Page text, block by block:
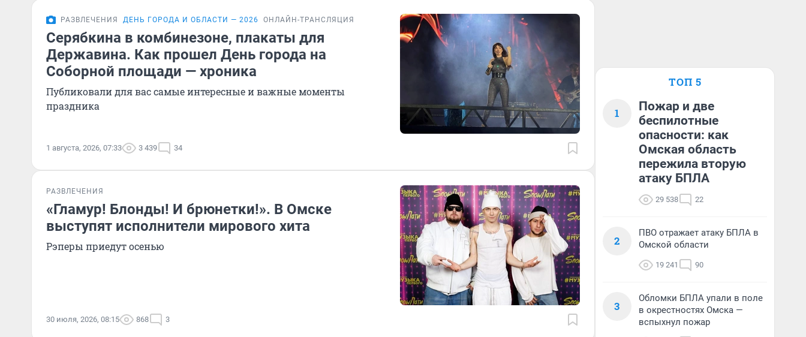
РАЗВЛЕЧЕНИЯ ДЕНЬ ГОРОДА И ОБЛАСТИ — 2026 ОНЛАЙН-ТРАНСЛЯЦИЯ
Серябкина в комбинезоне, плакаты для
Державина. Как прошел День города на
Соборной площади — хроника
Публиковали для вас самые интересные и важные моменты
праздника
1 августа, 2026, 07:33 3 439 34
РАЗВЛЕЧЕНИЯ
«Гламур! Блонды! И брюнетки!». В Омске
выступят исполнители мирового хита
Рэперы приедут осенью
30 июля, 2026, 08:15 868 3
ТОП 5
1
Пожар и две
беспилотные
опасности: как
Омская область
пережила вторую
атаку БПЛА
29 538 22
2
ПВО отражает атаку БПЛА в
Омской области
19 241 90
3
Обломки БПЛА упали в поле
в окрестностях Омска —
вспыхнул пожар